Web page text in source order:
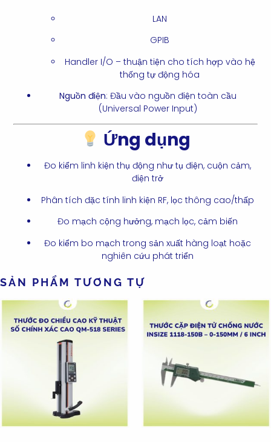
LAN
GPIB
Handler I/O – thuận tiện cho tích hợp vào hệ
thống tự động hóa
Nguồn điện: Đầu vào nguồn điện toàn cầu
(Universal Power Input)
Ứng dụng
Đo kiểm linh kiện thụ động như tụ điện, cuộn cảm,
điện trở
Phân tích đặc tính linh kiện RF, lọc thông cao/thấp
Đo mạch cộng hưởng, mạch lọc, cảm biến
Đo kiểm bo mạch trong sản xuất hàng loạt hoặc
nghiên cứu phát triển
SẢN PHẨM TƯƠNG TỰ